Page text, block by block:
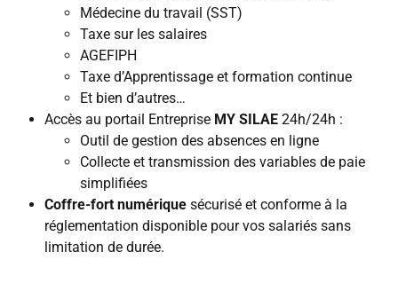
Médecine du travail (SST)
Taxe sur les salaires
AGEFIPH
Taxe d’Apprentissage et formation continue
Et bien d’autres…
Accès au portail Entreprise MY SILAE 24h/24h :
Outil de gestion des absences en ligne
Collecte et transmission des variables de paie
simplifiées
Coffre-fort numérique sécurisé et conforme à la
réglementation disponible pour vos salariés sans
limitation de durée.